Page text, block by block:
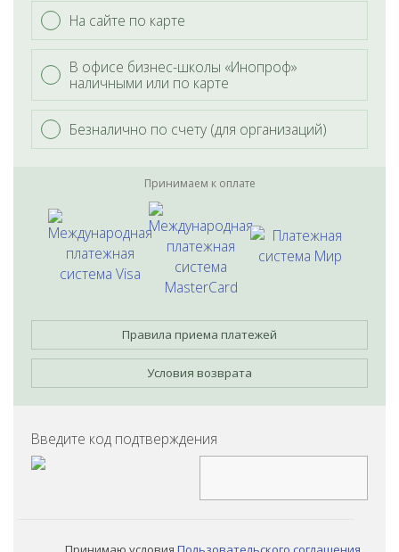
На сайте по карте
В офисе бизнес-школы «Инопроф»
наличными или по карте
Безналично по счету (для организаций)
Принимаем к оплате
Правила приема платежей
Условия возврата
Введите код подтверждения